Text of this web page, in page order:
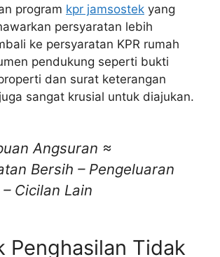
program kpr jamsostek yang
persyaratan lebih
ke persyaratan KPR rumah
pendukung seperti bukti
dan surat keterangan
sangat krusial untuk diajukan.
Angsuran ≈
Bersih – Pengeluaran
Cicilan Lain
Penghasilan Tidak